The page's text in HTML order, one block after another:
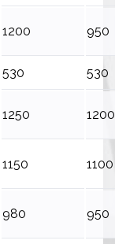
1200 950
530 530
1250 1200
1150 1100
980 950